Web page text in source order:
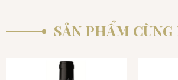
SẢN PHẨM